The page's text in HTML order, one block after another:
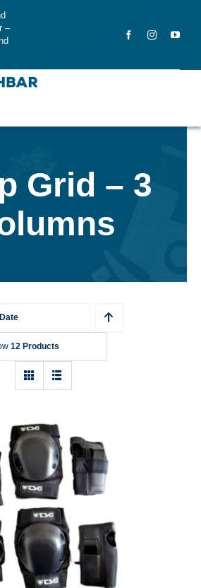
–
Grid – 3
Date
12 Products
Basic Set Größe: S